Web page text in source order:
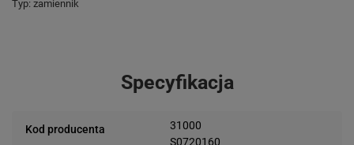
Typ: zamiennik
Specyfikacja
Kod producenta
31000
S0720160